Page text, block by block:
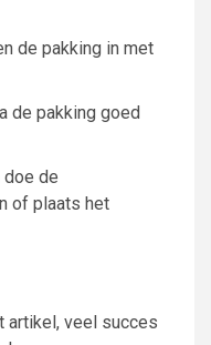
de pakking in met
de pakking goed
doe de
of plaats het
artikel, veel succes